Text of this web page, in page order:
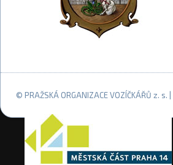
© PRAŽSKÁ ORGANIZACE VOZÍČKÁŘŮ z. s. |